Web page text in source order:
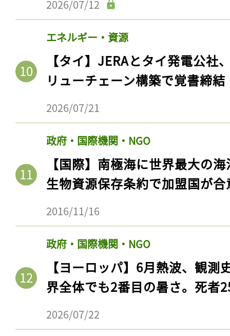
2026/07/12
エネルギー・資源
【タイ】JERAとタイ発電公社
リューチェーン構築で覚書締結
2026/07/21
政府・国際機関・NGO
【国際】南極海に世界最大の
生物資源保存条約で加盟国が合
2016/11/16
政府・国際機関・NGO
【ヨーロッパ】6月熱波、観
界全体でも2番目の暑さ。死者
2026/07/22
記事をお気に入りに
ログインが必
会員登録